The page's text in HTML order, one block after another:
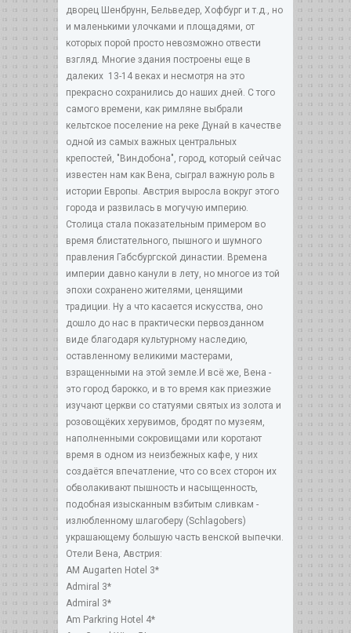
дворец Шенбрунн, Бельведер, Хофбург и т.д., но
и маленькими улочками и площадями, от
которых порой просто невозможно отвести
взгляд. Многие здания построены еще в
далеких 13-14 веках и несмотря на это
прекрасно сохранились до наших дней. С того
самого времени, как римляне выбрали
кельтское поселение на реке Дунай в качестве
одной из самых важных центральных
крепостей, "Виндобона", город, который сейчас
известен нам как Вена, сыграл важную роль в
истории Европы. Австрия выросла вокруг этого
города и развилась в могучую империю.
Столица стала показательным примером во
время блистательного, пышного и шумного
правления Габсбургской династии. Времена
империи давно канули в лету, но многое из той
эпохи сохранено жителями, ценящими
традиции. Ну а что касается искусства, оно
дошло до нас в практически первозданном
виде благодаря культурному наследию,
оставленному великими мастерами,
взращенными на этой земле.И всё же, Вена -
это город барокко, и в то время как приезжие
изучают церкви со статуями святых из золота и
розовощёких херувимов, бродят по музеям,
наполненными сокровищами или коротают
время в одном из неизбежных кафе, у них
создаётся впечатление, что со всех сторон их
обволакивают пышность и насыщенность,
подобная изысканным взбитым сливкам -
излюбленному шлагоберу (Schlagobers)
украшающему большую часть венской выпечки.
Отели Вена, Австрия:
AM Augarten Hotel 3*
Admiral 3*
Admiral 3*
Am Parkring Hotel 4*